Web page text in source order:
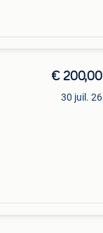
€ 200,00
30 juil. 26